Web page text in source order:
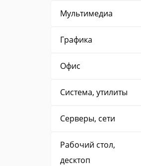
Мультимедиа
Графика
Офис
Система, утилиты
Серверы, сети
Рабочий стол,
десктоп